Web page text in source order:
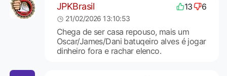
JPKBrasil 13 6
21/02/2026 13:10:53
Chega de ser casa repouso, mais um
Oscar/James/Dani batuqeiro alves é jogar
dinheiro fora e rachar elenco.